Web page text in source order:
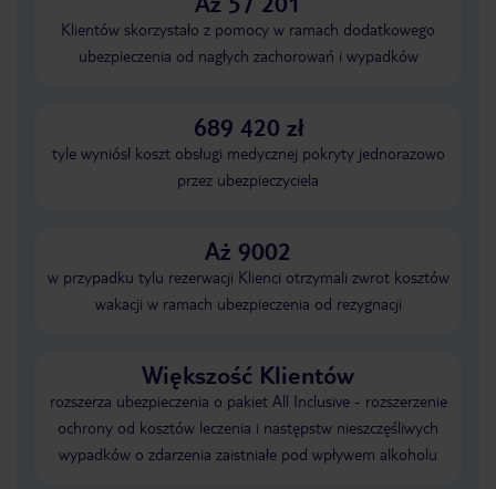
Klientów skorzystało z pomocy w ramach dodatkowego
ubezpieczenia od nagłych zachorowań i wypadków
689 420 zł
tyle wyniósł koszt obsługi medycznej pokryty jednorazowo
przez ubezpieczyciela
Aż 9002
w przypadku tylu rezerwacji Klienci otrzymali zwrot kosztów
wakacji w ramach ubezpieczenia od rezygnacji
Większość Klientów
rozszerza ubezpieczenia o pakiet All Inclusive - rozszerzenie
ochrony od kosztów leczenia i następstw nieszczęśliwych
wypadków o zdarzenia zaistniałe pod wpływem alkoholu